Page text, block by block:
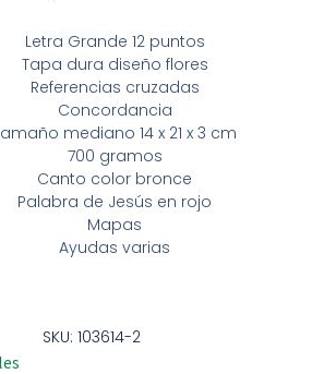
Letra Grande 12 puntos
Tapa dura diseño flores
Referencias cruzadas
Concordancia
mediano 14 x 21 x 3 cm
700 gramos
Canto color bronce
Palabra de Jesús en rojo
Mapas
Ayudas varias
SKU: 103614-2